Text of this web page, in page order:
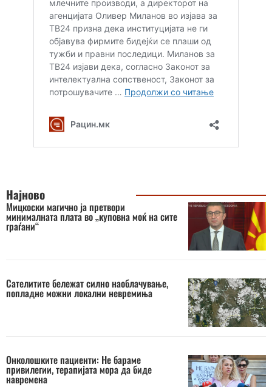
Најново
Мицкоски магично ја претвори
минималната плата во „куповна моќ на сите
граѓани“
Сателитите бележат силно наоблачување,
попладне можни локални невремиња
Онколошките пациенти: Не бараме
привилегии, терапијата мора да биде
навремена